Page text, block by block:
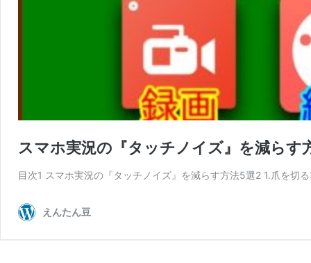
スマホ実況の『タッチノイズ』を減らす
目次1 スマホ実況の『タッチノイズ』を減らす方法5選2 1.爪を
えんたん豆